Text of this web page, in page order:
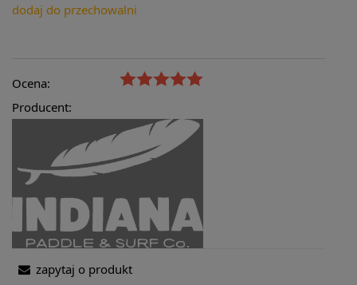
dodaj do przechowalni
Ocena:
Producent:
zapytaj o produkt